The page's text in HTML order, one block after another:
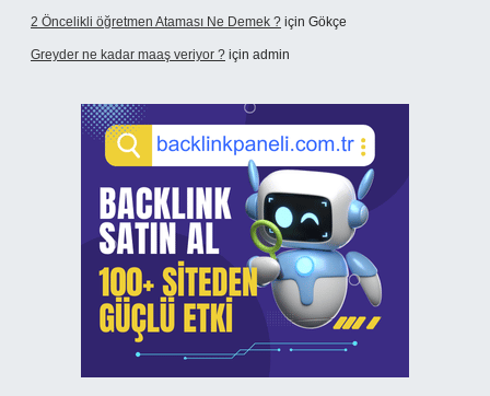
2 Öncelikli öğretmen Ataması Ne Demek ? için Gökçe
Greyder ne kadar maaş veriyor ? için admin